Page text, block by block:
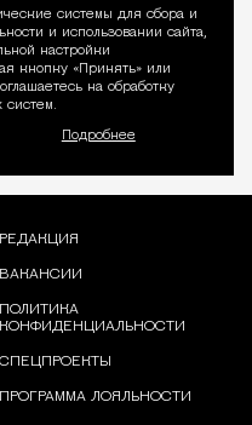
системы для сбора и
и использовании сайта,
настройки
кнопку «Принять» или
на обработку
систем.
Подробнее
РЕДАКЦИЯ
ВАКАНСИИ
ПОЛИТИКА
КОНФИДЕНЦИАЛЬНОСТИ
СПЕЦПРОЕКТЫ
ПРОГРАММА ЛОЯЛЬНОСТИ